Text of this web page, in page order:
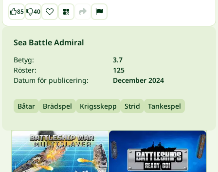
85 40
Sea Battle Admiral
Betyg:
3.7
Röster:
125
Datum för publicering:
December 2024
Båtar Brädspel Krigsskepp Strid Tankespel